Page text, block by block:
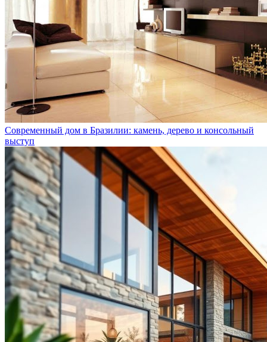
Современный дом в Бразилии: камень, дерево и консольный
выступ